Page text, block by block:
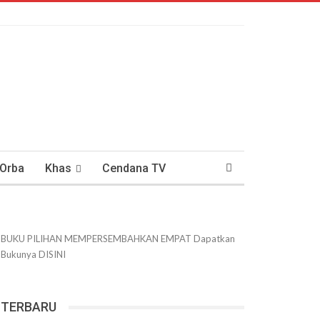
Khas Cendana TV
BUKU PILIHAN MEMPERSEMBAHKAN EMPAT Dapatkan
Bukunya DISINI
TERBARU